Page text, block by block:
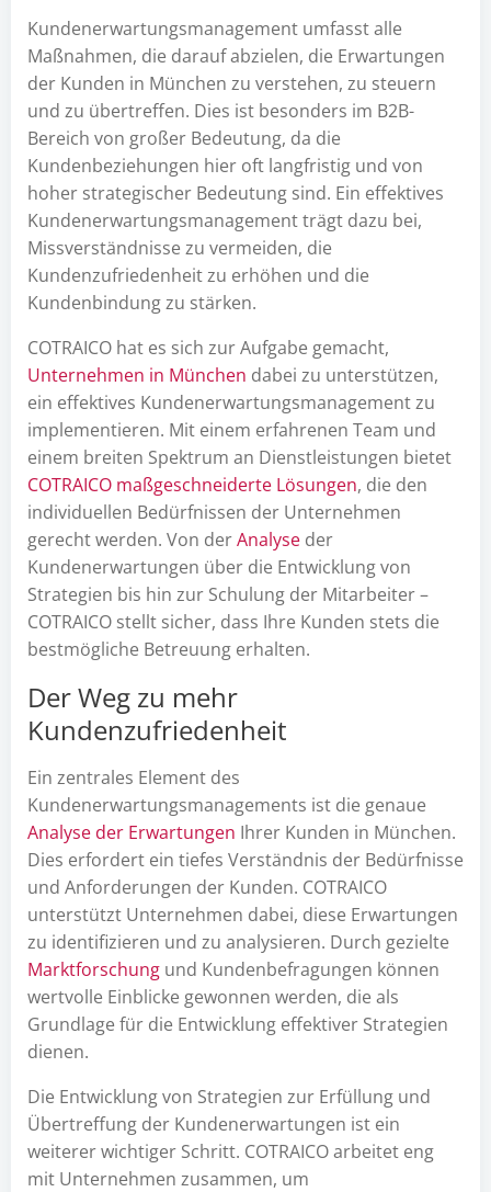
Kundenerwartungsmanagement umfasst alle
Maßnahmen, die darauf abzielen, die Erwartungen
der Kunden in München zu verstehen, zu steuern
und zu übertreffen. Dies ist besonders im B2B-
Bereich von großer Bedeutung, da die
Kundenbeziehungen hier oft langfristig und von
hoher strategischer Bedeutung sind. Ein effektives
Kundenerwartungsmanagement trägt dazu bei,
Missverständnisse zu vermeiden, die
Kundenzufriedenheit zu erhöhen und die
Kundenbindung zu stärken.
COTRAICO hat es sich zur Aufgabe gemacht,
Unternehmen in München dabei zu unterstützen,
ein effektives Kundenerwartungsmanagement zu
implementieren. Mit einem erfahrenen Team und
einem breiten Spektrum an Dienstleistungen bietet
COTRAICO maßgeschneiderte Lösungen, die den
individuellen Bedürfnissen der Unternehmen
gerecht werden. Von derAnalyse der
Kundenerwartungen über die Entwicklung von
Strategien bis hin zur Schulung der Mitarbeiter –
COTRAICO stellt sicher, dass Ihre Kunden stets die
bestmögliche Betreuung erhalten.
Der Weg zu mehr
Kundenzufriedenheit
Ein zentrales Element des
Kundenerwartungsmanagements ist die genaue
Analyse der Erwartungen Ihrer Kunden in München.
Dies erfordert ein tiefes Verständnis der Bedürfnisse
und Anforderungen der Kunden. COTRAICO
unterstützt Unternehmen dabei, diese Erwartungen
zu identifizieren und zu analysieren. Durch gezielte
Marktforschung und Kundenbefragungen können
wertvolle Einblicke gewonnen werden, die als
Grundlage für die Entwicklung effektiver Strategien
dienen.
Die Entwicklung von Strategien zur Erfüllung und
Übertreffung der Kundenerwartungen ist ein
weiterer wichtiger Schritt. COTRAICO arbeitet eng
mit Unternehmen zusammen, um